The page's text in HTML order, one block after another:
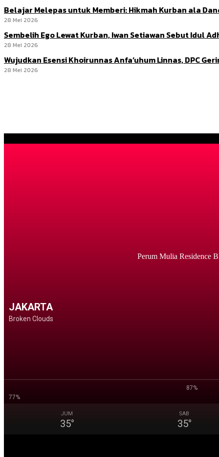
Belajar Melepas untuk Memberi: Hikmah Kurban ala
28 Mei 2026
Sembelih Ego Lewat Kurban, Iwan Setiawan Sebut Idul
28 Mei 2026
Wujudkan Esensi Khoirunnas Anfa’uhum Linnas, DPC
28 Mei 2026
Perum Mulia Residence
JAKARTA
Broken Clouds
87%
77%
JUM
35°
SAB
35°